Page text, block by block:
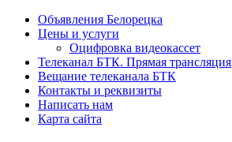
Объявления Белорецка
Цены и услуги
Оцифровка видеокассет
Телеканал БТК. Прямая трансляция
Вещание телеканала БТК
Контакты и реквизиты
Написать нам
Карта сайта